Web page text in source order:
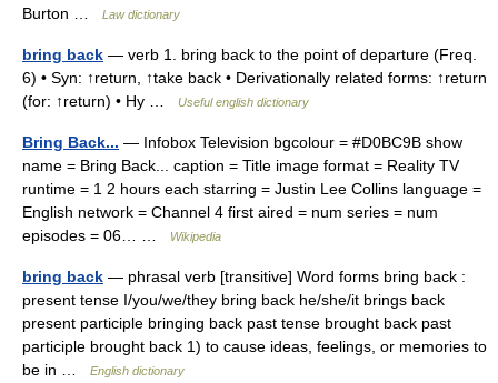
Burton …
Law dictionary
bring back — verb 1. bring back to the point of departure (Freq.
6) • Syn: ↑return, ↑take back • Derivationally related forms: ↑return
(for: ↑return) • Hy …
Useful english dictionary
Bring Back... — Infobox Television bgcolour = #D0BC9B show
name = Bring Back... caption = Title image format = Reality TV
runtime = 1 2 hours each starring = Justin Lee Collins language =
English network = Channel 4 first aired = num series = num
episodes = 06… …
Wikipedia
bring back — phrasal verb [transitive] Word forms bring back :
present tense I/you/we/they bring back he/she/it brings back
present participle bringing back past tense brought back past
participle brought back 1) to cause ideas, feelings, or memories to
be in …
English dictionary